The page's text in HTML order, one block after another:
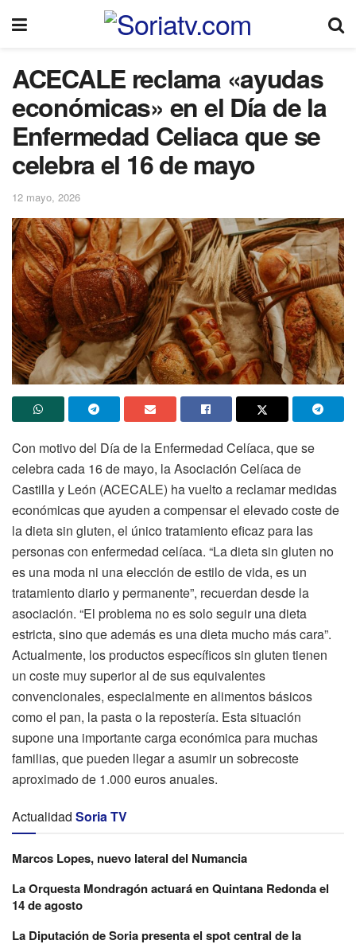
ACECALE reclama «ayudas
económicas» en el Día de la
Enfermedad Celiaca que se
celebra el 16 de mayo
12 mayo, 2026
Con motivo del Día de la Enfermedad Celíaca, que se
celebra cada 16 de mayo, la Asociación Celíaca de
Castilla y León (ACECALE) ha vuelto a reclamar medidas
económicas que ayuden a compensar el elevado coste de
la dieta sin gluten, el único tratamiento eficaz para las
personas con enfermedad celíaca. “La dieta sin gluten no
es una moda ni una elección de estilo de vida, es un
tratamiento diario y permanente”, recuerdan desde la
asociación. “El problema no es solo seguir una dieta
estricta, sino que además es una dieta mucho más cara”.
Actualmente, los productos específicos sin gluten tienen
un coste muy superior al de sus equivalentes
convencionales, especialmente en alimentos básicos
como el pan, la pasta o la repostería. Esta situación
supone una importante carga económica para muchas
familias, que pueden llegar a asumir un sobrecoste
aproximado de 1.000 euros anuales.
Actualidad Soria TV
Marcos Lopes, nuevo lateral del Numancia
La Orquesta Mondragón actuará en Quintana Redonda el
14 de agosto
La Diputación de Soria presenta el spot central de la